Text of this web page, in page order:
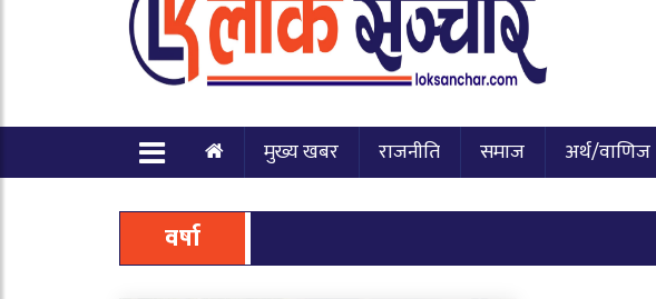
मुख्य खबर राजनीति समाज अर्थ/वाणिज
वर्षा